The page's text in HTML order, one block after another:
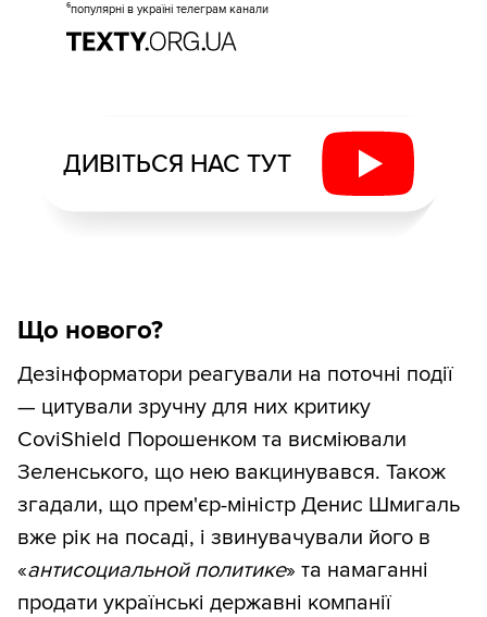
⁶популярні в україні телеграм канали
ДИВІТЬСЯ НАС ТУТ
Що нового?
Дезінформатори реагували на поточні події
— цитували зручну для них критику
CoviShield Порошенком та висміювали
Зеленського, що нею вакцинувався. Також
згадали, що прем'єр-міністр Денис Шмигаль
вже рік на посаді, і звинувачували його в
«антисоциальной политике» та намаганні
продати українські державні компанії